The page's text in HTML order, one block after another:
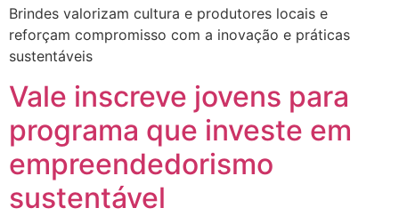
Brindes valorizam cultura e produtores locais e
reforçam compromisso com a inovação e práticas
sustentáveis
Vale inscreve jovens para
programa que investe em
empreendedorismo
sustentável